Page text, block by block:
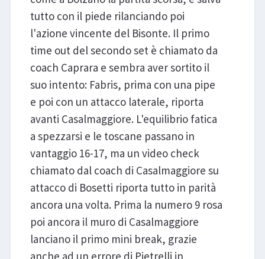
tutto con il piede rilanciando poi
l'azione vincente del Bisonte. Il primo
time out del secondo set è chiamato da
coach Caprara e sembra aver sortito il
suo intento: Fabris, prima con una pipe
e poi con un attacco laterale, riporta
avanti Casalmaggiore. L'equilibrio fatica
a spezzarsi e le toscane passano in
vantaggio 16-17, ma un video check
chiamato dal coach di Casalmaggiore su
attacco di Bosetti riporta tutto in parità
ancora una volta. Prima la numero 9 rosa
poi ancora il muro di Casalmaggiore
lanciano il primo mini break, grazie